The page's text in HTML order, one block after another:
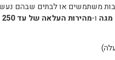
משתמשים או לבתים שבהם
ו-מהירות העלאה של עד 250 מגה